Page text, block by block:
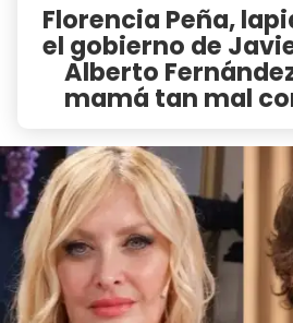
Florencia Peña,
el gobierno de
Alberto
mamá tan mal